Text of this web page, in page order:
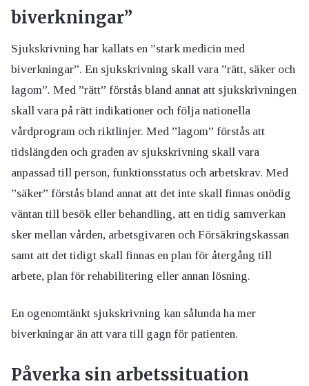
biverkningar”
Sjukskrivning har kallats en ”stark medicin med
biverkningar”. En sjukskrivning skall vara ”rätt, säker och
lagom”. Med ”rätt” förstås bland annat att sjukskrivningen
skall vara på rätt indikationer och följa nationella
vårdprogram och riktlinjer. Med ”lagom” förstås att
tidslängden och graden av sjukskrivning skall vara
anpassad till person, funktionsstatus och arbetskrav. Med
”säker” förstås bland annat att det inte skall finnas onödig
väntan till besök eller behandling, att en tidig samverkan
sker mellan vården, arbetsgivaren och Försäkringskassan
samt att det tidigt skall finnas en plan för återgång till
arbete, plan för rehabilitering eller annan lösning.
En ogenomtänkt sjukskrivning kan sålunda ha mer
biverkningar än att vara till gagn för patienten.
Påverka sin arbetssituation